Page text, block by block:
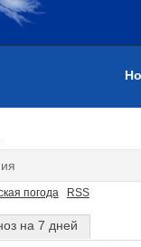
погода RSS
на 7 дней